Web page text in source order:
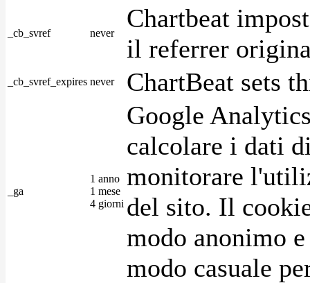
_cb_svref never
Chartbeat
il referrer
_cb_svref_expires never ChartBeat sets
_ga
1 anno
1 mese
4 giorni
Google
calcolare i dati
monitorare
del sito. Il
modo anonimo
modo casuale